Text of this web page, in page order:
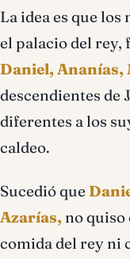
La idea es que
el palacio del rey,
Daniel, Ananías,
descendientes de
diferentes a los
caldeo.
Sucedió que
Azarías, no
comida del rey ni